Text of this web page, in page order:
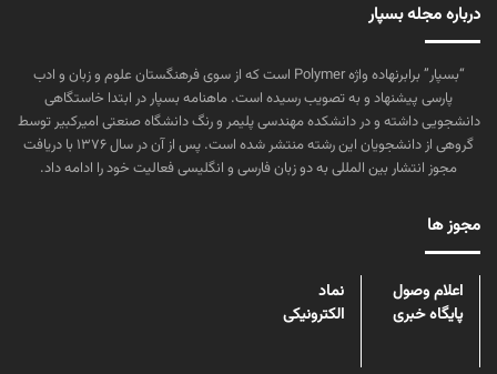
درباره مجله بسپار
“بسپار” برابرنهاده واژه Polymer است که از سوی فرهنگستان علوم و زبان و ادب
پارسی پیشنهاد و به تصویب رسیده است. ماهنامه بسپار در ابتدا خاستگاهی
دانشجویی داشته و در دانشکده مهندسی پلیمر و رنگ دانشگاه صنعتی امیرکبیر توسط
گروهی از دانشجویان این رشته منتشر شده است. پس از آن در سال ۱۳۷۶ با دریافت
مجوز انتشار بین المللی به دو زبان فارسی و انگلیسی فعالیت خود را ادامه داد.
مجوز ها
اعلام وصول
پایگاه خبری
نماد
الکترونیکی